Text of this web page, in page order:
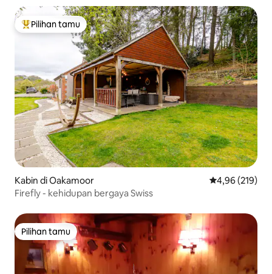
Pilihan tamu terpopuler
Pilihan tamu
Kabin di Oakamoor Nilai rata-rata
4,96 (219)
Firefly - kehidupan bergaya Swiss
Pilihan tamu
Pilihan tamu